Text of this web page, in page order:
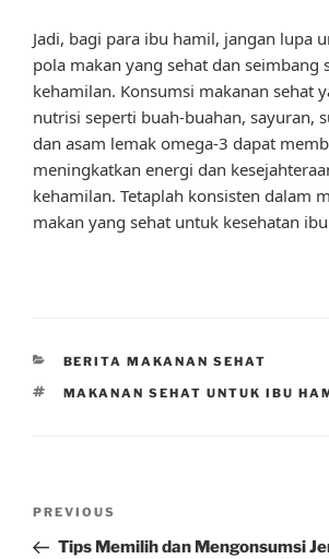
Jadi, bagi para ibu hamil, jangan lupa
pola makan yang sehat dan seimbang
kehamilan. Konsumsi makanan sehat
nutrisi seperti buah-buahan, sayuran,
dan asam lemak omega-3 dapat
meningkatkan energi dan
kehamilan. Tetaplah konsisten dalam
makan yang sehat untuk kesehatan
CATEGORIES
BERITA MAKANAN SEHAT
TAGS
MAKANAN SEHAT UNTUK IBU
Previous
Post
PREVIOUS
Tips Memilih dan Mengonsumsi